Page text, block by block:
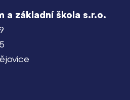
a základní škola s.r.o.